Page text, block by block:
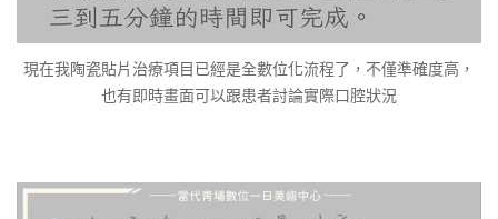
現在我陶瓷貼片治療項目已經是全數位化流程了，不僅準確度高，
也有即時畫面可以跟患者討論實際口腔狀況
視